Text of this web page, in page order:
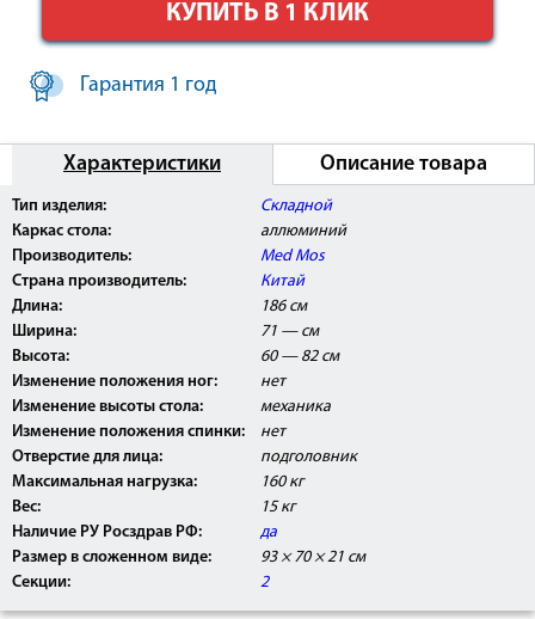
КУПИТЬ В 1 КЛИК
Гарантия 1 год
Характеристики Описание товара
Тип изделия:
Складной
Каркас стола:
аллюминий
Производитель:
Med Mos
Страна производитель:
Китай
Длина:
186 см
Ширина:
71 — см
Высота:
60 — 82 см
Изменение положения ног:
нет
Изменение высоты стола:
механика
Изменение положения спинки:
нет
Отверстие для лица:
подголовник
Максимальная нагрузка:
160 кг
Вес:
15 кг
Наличие РУ Росздрав РФ:
да
Размер в сложенном виде:
93 × 70 × 21 см
Секции:
2
Данное изделие поставляется с
Регистрационным Удостоверением Росздравнадзора
РФ и может быть использовано в медицинских
центрах, ЛПУ, а так же косметологических и
массажных кабинетах.